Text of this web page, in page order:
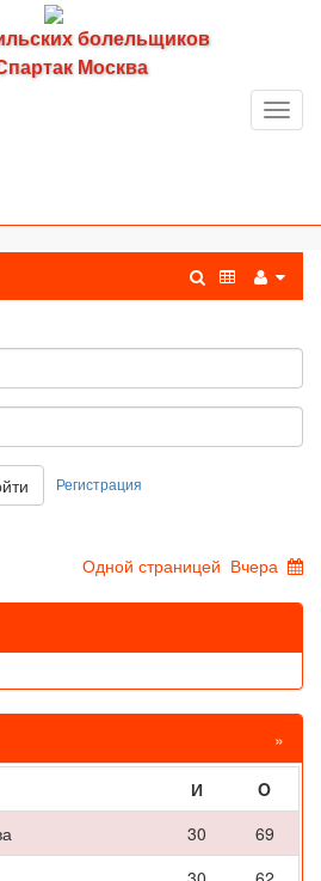
болельщиков
Москва
пользователя
Регистрация
Одной страницей Вчера
»
И
O
30
69